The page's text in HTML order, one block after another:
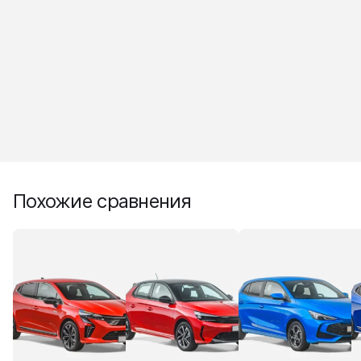
Похожие сравнения